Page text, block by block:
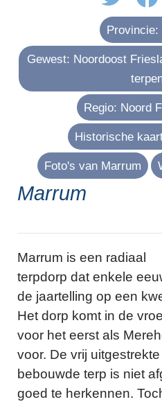
Provincie:
Gewest: Noordoost
Regio: Noord
Historische
Foto's van Marrum
Marrum
Marrum is een radiaal
terpdorp dat enkele
de jaartelling op een
Het dorp komt in de
voor het eerst als
voor. De vrij
bebouwde terp is niet
goed te herkennen.